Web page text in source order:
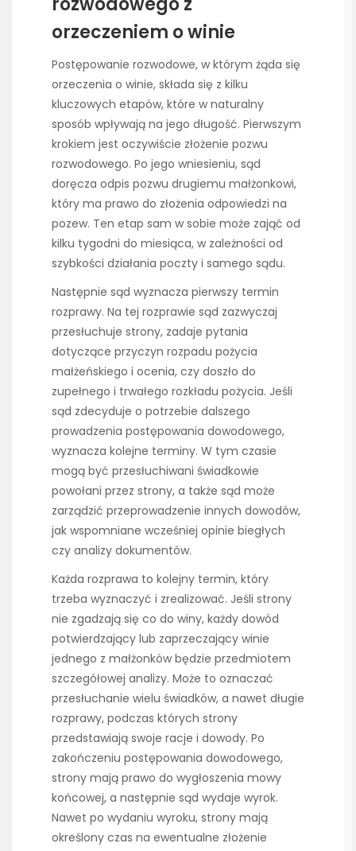
orzeczeniem o winie
Postępowanie rozwodowe, w którym żąda się
orzeczenia o winie, składa się z kilku
kluczowych etapów, które w naturalny
sposób wpływają na jego długość. Pierwszym
krokiem jest oczywiście złożenie pozwu
rozwodowego. Po jego wniesieniu, sąd
doręcza odpis pozwu drugiemu małżonkowi,
który ma prawo do złożenia odpowiedzi na
pozew. Ten etap sam w sobie może zająć od
kilku tygodni do miesiąca, w zależności od
szybkości działania poczty i samego sądu.
Następnie sąd wyznacza pierwszy termin
rozprawy. Na tej rozprawie sąd zazwyczaj
przesłuchuje strony, zadaje pytania
dotyczące przyczyn rozpadu pożycia
małżeńskiego i ocenia, czy doszło do
zupełnego i trwałego rozkładu pożycia. Jeśli
sąd zdecyduje o potrzebie dalszego
prowadzenia postępowania dowodowego,
wyznacza kolejne terminy. W tym czasie
mogą być przesłuchiwani świadkowie
powołani przez strony, a także sąd może
zarządzić przeprowadzenie innych dowodów,
jak wspomniane wcześniej opinie biegłych
czy analizy dokumentów.
Każda rozprawa to kolejny termin, który
trzeba wyznaczyć i zrealizować. Jeśli strony
nie zgadzają się co do winy, każdy dowód
potwierdzający lub zaprzeczający winie
jednego z małżonków będzie przedmiotem
szczegółowej analizy. Może to oznaczać
przesłuchanie wielu świadków, a nawet długie
rozprawy, podczas których strony
przedstawiają swoje racje i dowody. Po
zakończeniu postępowania dowodowego,
strony mają prawo do wygłoszenia mowy
końcowej, a następnie sąd wydaje wyrok.
Nawet po wydaniu wyroku, strony mają
określony czas na ewentualne złożenie